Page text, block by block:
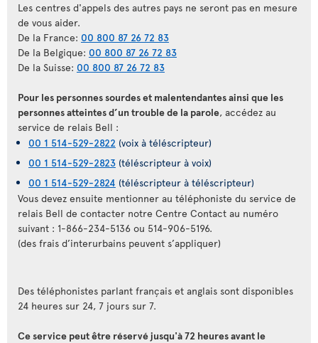
Les centres d'appels des autres pays ne seront pas en mesure
de vous aider.
De la France: 00 800 87 26 72 83
De la Belgique: 00 800 87 26 72 83
De la Suisse: 00 800 87 26 72 83
Pour les personnes sourdes et malentendantes ainsi que les
personnes atteintes d’un trouble de la parole, accédez au
service de relais Bell :
00 1 514-529-2822 (voix à téléscripteur)
00 1 514-529-2823 (téléscripteur à voix)
00 1 514-529-2824 (téléscripteur à téléscripteur)
Vous devez ensuite mentionner au téléphoniste du service de
relais Bell de contacter notre Centre Contact au numéro
suivant : 1-866-234-5136 ou 514-906-5196.
(des frais d’interurbains peuvent s’appliquer)
Des téléphonistes parlant français et anglais sont disponibles
24 heures sur 24, 7 jours sur 7.
Ce service peut être réservé jusqu'à 72 heures avant le